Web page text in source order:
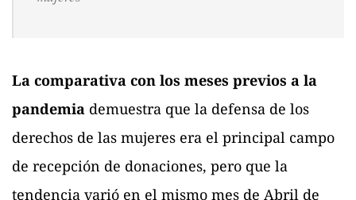
La comparativa con los meses previos a la
pandemia demuestra que la defensa de los
derechos de las mujeres era el principal campo
de recepción de donaciones, pero que la
tendencia varió en el mismo mes de Abril de